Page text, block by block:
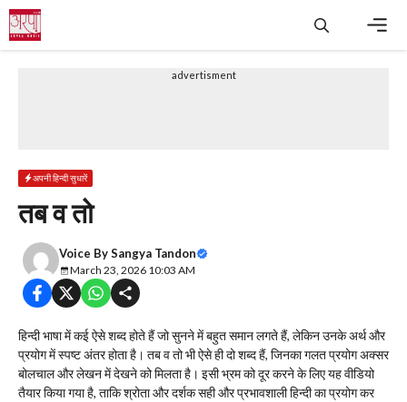
Skip
to
content
advertisment
अपनी हिन्दी सुधारें
तब व तो
Voice BySangya Tandon
March 23, 2026 10:03 AM
हिन्दी भाषा में कई ऐसे शब्द होते हैं जो सुनने में बहुत समान लगते हैं, लेकिन उनके अर्थ और
प्रयोग में स्पष्ट अंतर होता है। तब व तो भी ऐसे ही दो शब्द हैं, जिनका गलत प्रयोग अक्सर
बोलचाल और लेखन में देखने को मिलता है। इसी भ्रम को दूर करने के लिए यह वीडियो
तैयार किया गया है, ताकि श्रोता और दर्शक सही और प्रभावशाली हिन्दी का प्रयोग कर